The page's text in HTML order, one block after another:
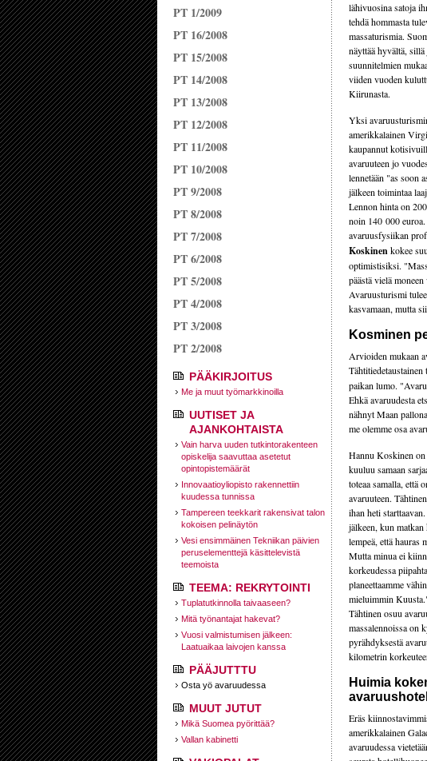
PT 1/2009
PT 16/2008
PT 15/2008
PT 14/2008
PT 13/2008
PT 12/2008
PT 11/2008
PT 10/2008
PT 9/2008
PT 8/2008
PT 7/2008
PT 6/2008
PT 5/2008
PT 4/2008
PT 3/2008
PT 2/2008
PÄÄKIRJOITUS
Me ja muut työmarkkinoilla
UUTISET JA
AJANKOHTAISTA
Vain harva uuden tutkintorakenteen
opiskelija saavuttaa asetetut
opintopistemäärät
Innovaatioyliopisto rakennettiin
kuudessa tunnissa
Tampereen teekkarit rakensivat talon
kokoisen pelinäytön
Vesi ensimmäinen Tekniikan päivien
peruselementtejä käsittelevistä
teemoista
TEEMA: REKRYTOINTI
Tuplatutkinnolla taivaaseen?
Mitä työnantajat hakevat?
Vuosi valmistumisen jälkeen:
Laatuaikaa laivojen kanssa
PÄÄJUTTTU
Osta yö avaruudessa
MUUT JUTUT
Mikä Suomea pyörittää?
Vallan kabinetti
lähivuosina satoja
tehdä hommasta
massaturismia.
näyttää hyvältä,
suunnitelmien
viiden vuoden
Kiirunasta.
Yksi
amerikkalainen
kaupannut
avaruuteen jo
lennetään "as soon
jälkeen toimintaa
Lennon hinta on
noin 140 000
avaruusfysiikan
Koskinenkokee
optimistisiksi.
päästä vielä moneen
Avaruusturismi
kasvamaan, mutta
Kosminen
Arvioiden mukaan
Tähtitiedetaustainen
paikan lumo.
Ehkä avaruudesta
nähnyt Maan
me olemme osa
Hannu Koskinen
kuuluu samaan
toteaa samalla, että
avaruuteen.
ihan heti
jälkeen, kun
lempeä, että hauras
Mutta minua ei
korkeudessa
planeettaamme
mieluimmin
Tähtinen osuu
massalennoissa on
pyrähdyksestä
kilometrin
Huimia
Eräs
amerikkalainen
avaruudessa